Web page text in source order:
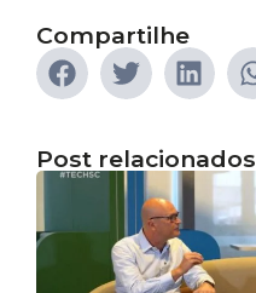
Compartilhe
Post relacionados